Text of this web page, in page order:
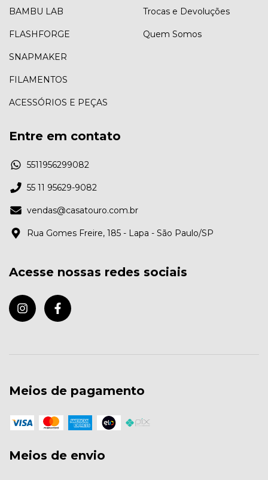
BAMBU LAB
FLASHFORGE
SNAPMAKER
FILAMENTOS
ACESSÓRIOS E PEÇAS
Trocas e Devoluções
Quem Somos
Entre em contato
5511956299082
55 11 95629-9082
vendas@casatouro.com.br
Rua Gomes Freire, 185 - Lapa - São Paulo/SP
Acesse nossas redes sociais
Meios de pagamento
Meios de envio